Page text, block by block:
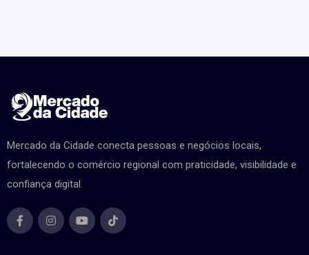
Mercado da Cidade conecta pessoas e negócios locais,
fortalecendo o comércio regional com praticidade, visibilidade e
confiança digital.